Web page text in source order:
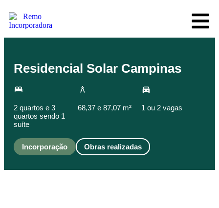
Residencial Solar Campinas
Incorporação Obras realizadas
2 quartos e 3
quartos sendo 1
suíte
68,37 e 87,07 m² 1 ou 2 vagas